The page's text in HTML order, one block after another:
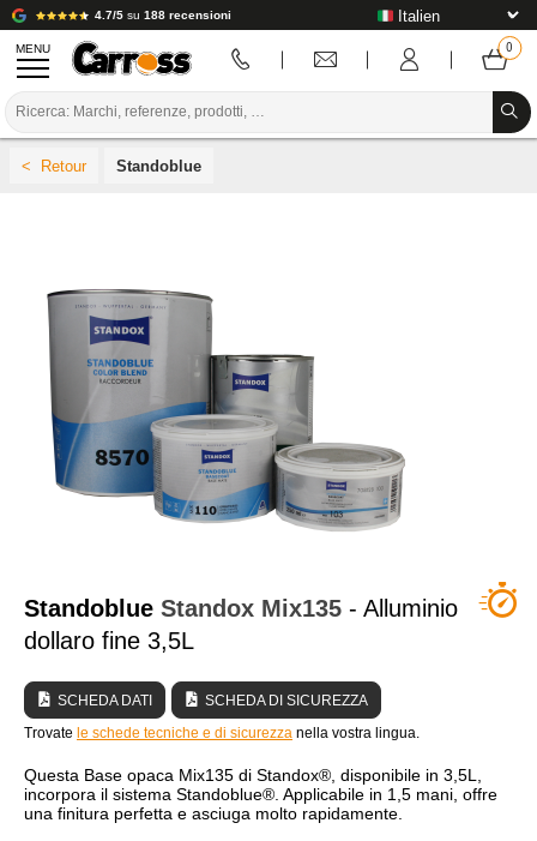
4.7/5 su 188 recensioni
MENU
MATERIALI DI CONSUMO PER LA CARROZZERIA
STRUMENTI PER LA CARROZZERIA
ATTREZZATURE PER CARROZZERIA
INSTALLAZIONE IN LABORATORIO
TUTORIAL E CONSIGLI
Standoblue
Standoblue Standox Mix135 - Alluminio
dollaro fine 3,5L
SCHEDA DATI
SCHEDA DI SICUREZZA
Trovate le schede tecniche e di sicurezza nella vostra lingua.
Questa Base opaca Mix135 di Standox®, disponibile in 3,5L,
incorpora il sistema Standoblue®. Applicabile in 1,5 mani, offre
una finitura perfetta e asciuga molto rapidamente.